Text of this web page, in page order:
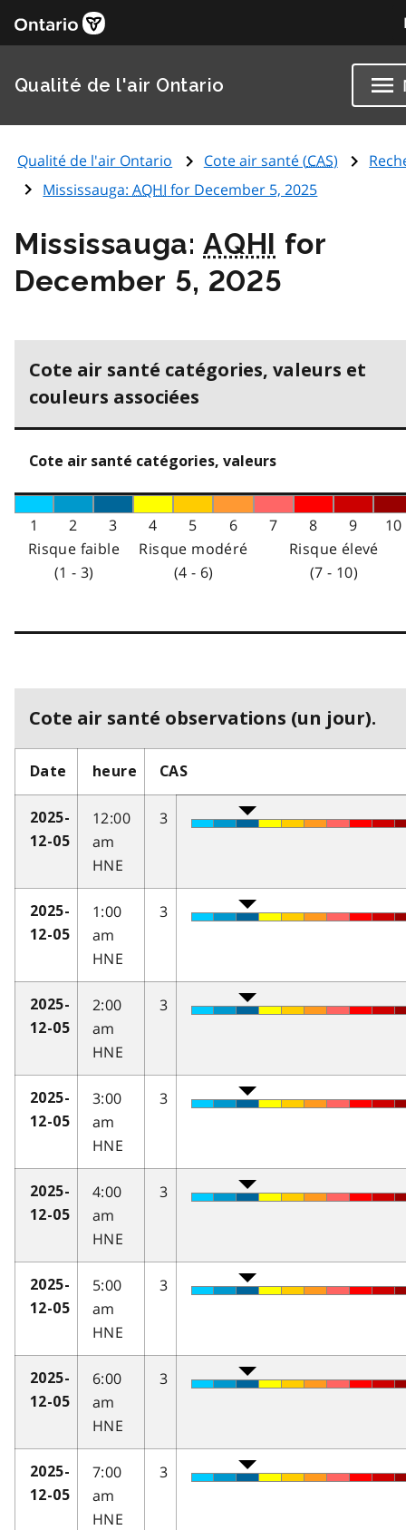
Qualité de l'air Ontario
Qualité de l'air Ontario Cote air santé (CAS)
Mississauga:AQHI for December 5, 2025
Mississauga:AQHI for
December 5, 2025
Cote air santé catégories, valeurs et
couleurs associées
Cote air santé catégories, valeurs
1 2 3 4 5 6 7 8 9
10
Risque faible
(1 - 3)
Risque modéré
(4 - 6)
Risque élevé
(7 - 10)
Cote air santé observations (un jour).
Date heure CAS
2025-
12-05
12:00
am
HNE
3
2025-
12-05
1:00
am
HNE
3
2025-
12-05
2:00
am
HNE
3
2025-
12-05
3:00
am
HNE
3
2025-
12-05
4:00
am
HNE
3
2025-
12-05
5:00
am
HNE
3
2025-
12-05
6:00
am
HNE
3
2025-
12-05
7:00
am
HNE
3